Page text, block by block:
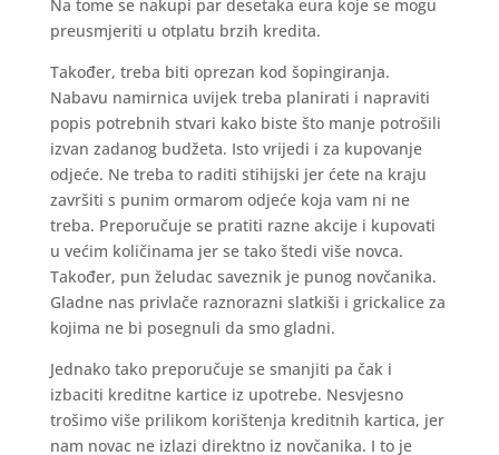
Na tome se nakupi par desetaka eura koje se mogu
preusmjeriti u otplatu brzih kredita.
Također, treba biti oprezan kod šopingiranja.
Nabavu namirnica uvijek treba planirati i napraviti
popis potrebnih stvari kako biste što manje potrošili
izvan zadanog budžeta. Isto vrijedi i za kupovanje
odjeće. Ne treba to raditi stihijski jer ćete na kraju
završiti s punim ormarom odjeće koja vam ni ne
treba. Preporučuje se pratiti razne akcije i kupovati
u većim količinama jer se tako štedi više novca.
Također, pun želudac saveznik je punog novčanika.
Gladne nas privlače raznorazni slatkiši i grickalice za
kojima ne bi posegnuli da smo gladni.
Jednako tako preporučuje se smanjiti pa čak i
izbaciti kreditne kartice iz upotrebe. Nesvjesno
trošimo više prilikom korištenja kreditnih kartica, jer
nam novac ne izlazi direktno iz novčanika. I to je